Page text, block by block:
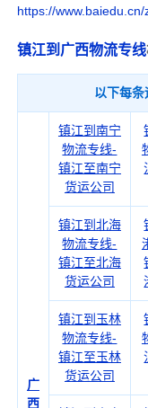
https://
镇江到广西物流专线
以下每条
广
西
镇江到南宁
物流专线-
镇江至南宁
货运公司
镇江到北海
物流专线-
镇江至北海
货运公司
镇江到玉林
物流专线-
镇江至玉林
货运公司